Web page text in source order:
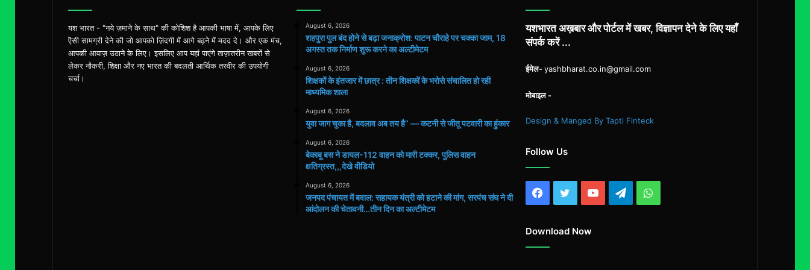
का
यश भारत - "नये ज़माने के साथ" की कोशिश है आपकी भाषा में, आपके लिए
ऎसी सामग्री देने की जो आपको ज़िंदगी में आगे बढ़ने में मदद दे। और एक मंच,
आपकी आवाज़ उठाने के लिए। इसलिए आप यहां पाएंगे ताज़ातरीन खबरों से
लेकर नौकरी, शिक्षा और नए भारत की बदलती आर्थिक तस्वीर की उपयोगी
चर्चा।
August 6, 2026
शहपुरा पुल बंद होने से बढ़ा जनाक्रोश: पाटन चौराहे पर चक्का जाम, 18
अगस्त तक निर्माण शुरू करने का अल्टीमेटम
August 6, 2026
शिक्षकों के इंतजार में छात्र : तीन शिक्षकों के भरोसे संचालित हो रही
माध्यमिक शाला
August 6, 2026
युवा जाग चुका है, बदलाव अब तय है” — कटनी से जीतू पटवारी का हुंकार
August 6, 2026
बेकाबू बस ने डायल-112 वाहन को मारी टक्कर, पुलिस वाहन
क्षतिग्रस्त,,,देखे वीडियो
August 6, 2026
जनपद पंचायत में बवाल: सहायक यंत्री को हटाने की मांग, सरपंच संघ ने दी
आंदोलन की चेतावनी…तीन दिन का अल्टीमेटम
यशभारत अख़बार और पोर्टल में खबर, विज्ञापन देने के लिए यहाँ
संपर्क करें ...
ईमेल-yashbharat.co.in@gmail.com
मोबाइल -
Design & Manged By Tapti Finteck
Follow Us
Facebook
TwitterYouTubeTelegramWhatsApp
Download Now